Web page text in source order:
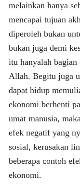
melainkan hanya
mencapai tujuan
diperoleh bukan
bukan juga demi
itu hanyalah
Allah. Begitu juga
dapat hidup
ekonomi berhenti
umat manusia,
efek negatif yang
sosial, kerusakan
beberapa contoh
ekonomi.